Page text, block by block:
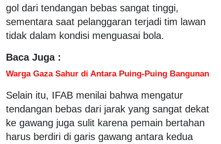
gol dari tendangan bebas sangat tinggi,
sementara saat pelanggaran terjadi tim lawan
tidak dalam kondisi menguasai bola.
Baca Juga :
Warga Gaza Sahur di Antara Puing-Puing Bangunan
Selain itu, IFAB menilai bahwa mengatur
tendangan bebas dari jarak yang sangat dekat
ke gawang juga sulit karena pemain bertahan
harus berdiri di garis gawang antara kedua